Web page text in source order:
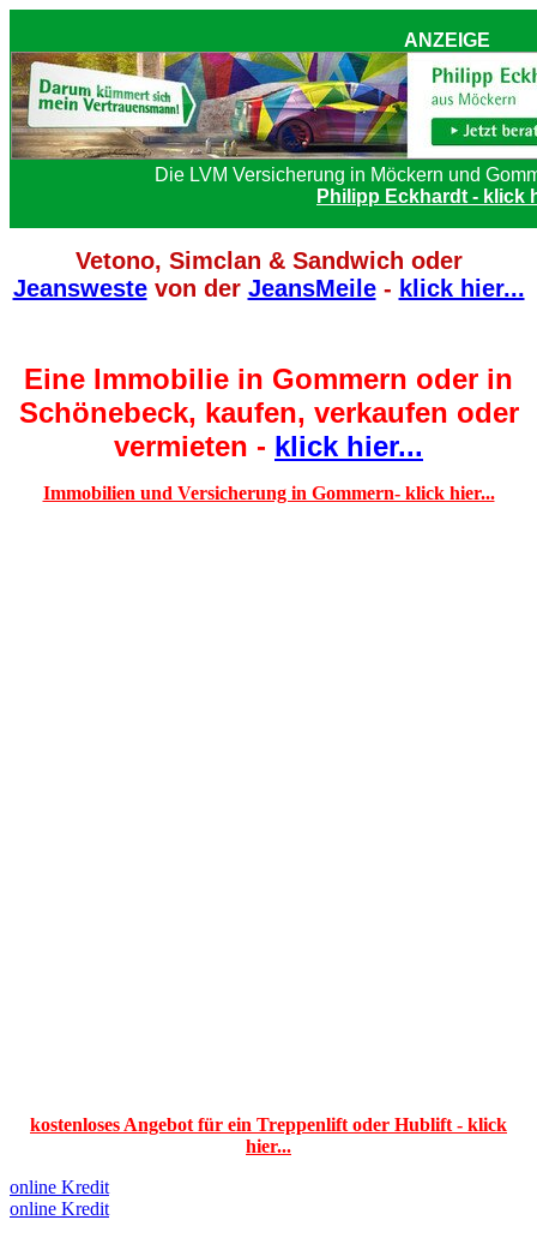
ANZEIGE
Die LVM Versicherung in Möckern und
Philipp Eckhardt - klick
Vetono, Simclan & Sandwich oder
Jeanswestevon der JeansMeile- klick hier...
Eine Immobilie in Gommern oder in
Schönebeck, kaufen, verkaufen oder
vermieten - klick hier...
Immobilien und Versicherung in Gommern- klick hier...
kostenloses Angebot für ein Treppenlift oder Hublift - klick
hier...
Zum
Inhalt
online Kredit
online Kredit